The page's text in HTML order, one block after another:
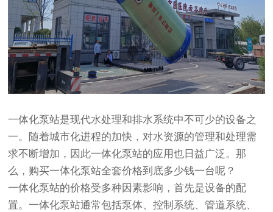
一体化泵站是现代水处理和排水系统中不可少的设备之
一。随着城市化进程的加快，对水资源的管理和处理需
求不断增加，因此一体化泵站的应用也日益广泛。那
么，购买一体化泵站全套价格到底多少钱一台呢？
一体化泵站的价格受多种因素影响，首先是设备的配
置。一体化泵站通常包括泵体、控制系统、管道系统、